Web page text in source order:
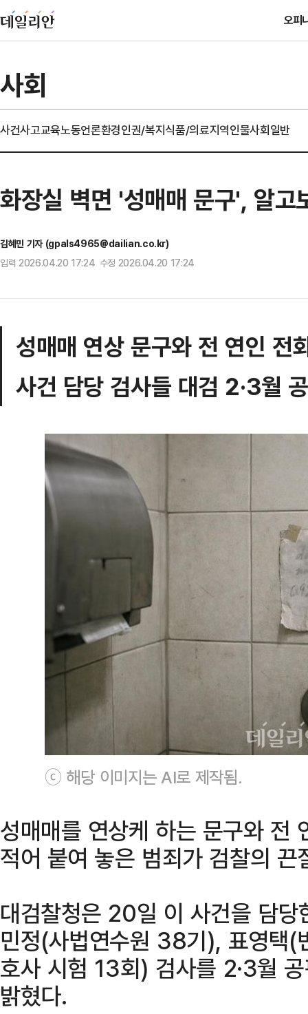
오피
사회
사건사고교육노동언론환경인권/복지식품/의료지역인물사회일반
화장실 벽면 '성매매 문구', 알고
김혜민 기자 (gpals4965@dailian.co.kr)
입력 2026.04.20 17:24 수정 2026.04.20 17:24
성매매 연상 문구와 전 연인 전
사건 담당 검사들 대검 2·3월
ⓒ 해당 이미지는 AI로 제작됨.
성매매를 연상케 하는 문구와 전
적어 붙여 놓은 범죄가 검찰의
대검찰청은 20일 이 사건을 담
민정(사법연수원 38기), 표영택
호사 시험 13회) 검사를 2·3월
밝혔다.